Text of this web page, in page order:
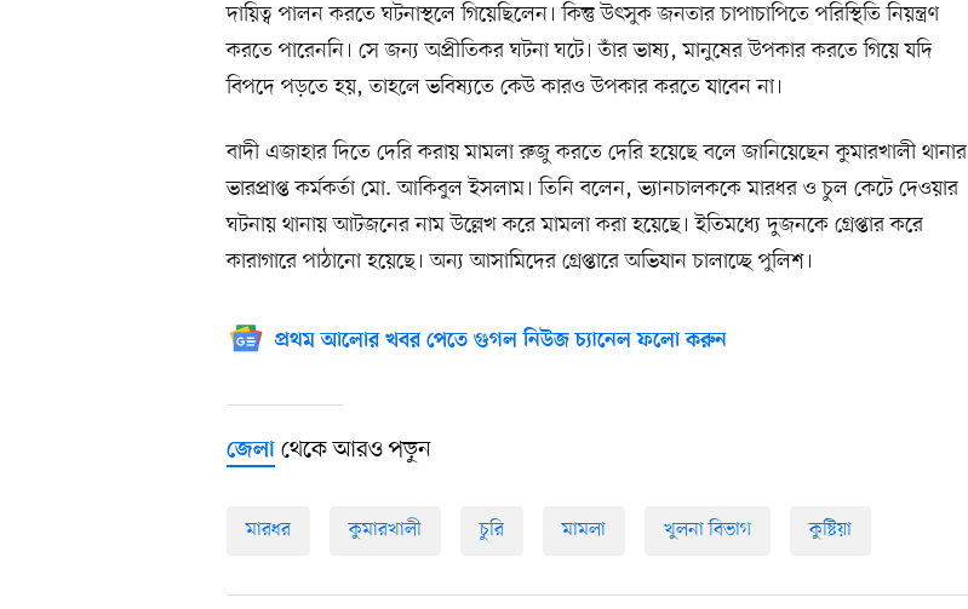
দায়িত্ব পালন করতে ঘটনাস্থলে গিয়েছিলেন। কিন্তু উৎসুক জনতার চাপাচাপিতে পরিস্থিতি নিয়ন্ত্রণ
করতে পারেননি। সে জন্য অপ্রীতিকর ঘটনা ঘটে। তাঁর ভাষ্য, মানুষের উপকার করতে গিয়ে যদি
বিপদে পড়তে হয়, তাহলে ভবিষ্যতে কেউ কারও উপকার করতে যাবেন না।
বাদী এজাহার দিতে দেরি করায় মামলা রুজু করতে দেরি হয়েছে বলে জানিয়েছেন কুমারখালী থানার
ভারপ্রাপ্ত কর্মকর্তা মো. আকিবুল ইসলাম। তিনি বলেন, ভ্যানচালককে মারধর ও চুল কেটে দেওয়ার
ঘটনায় থানায় আটজনের নাম উল্লেখ করে মামলা করা হয়েছে। ইতিমধ্যে দুজনকে গ্রেপ্তার করে
কারাগারে পাঠানো হয়েছে। অন্য আসামিদের গ্রেপ্তারে অভিযান চালাচ্ছে পুলিশ।
প্রথম আলোর খবর পেতে গুগল নিউজ চ্যানেল ফলো করুন
জেলা থেকে আরও পড়ুন
মারধর কুমারখালী চুরি মামলা খুলনা বিভাগ কুষ্টিয়া